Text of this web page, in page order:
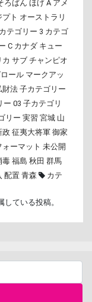
ろばん ほげ A アメ
プト オーストラリ
カテゴリー 3 カテゴ
C カナダ キュー
カ サブ チャンピオ
ール マークアッ
財法 子カテゴリー
ー 03 子カテゴリ
リー 実習 宮城 山
政 征夷大将軍 御家
ーマット 未公開
毒 福島 秋田 群馬
配置 青森
カテ
ている投稿。